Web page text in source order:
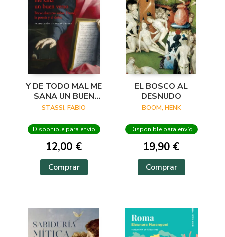
Y DE TODO MAL ME
SANA UN BUEN
VERSO
STASSI, FABIO
Disponible para envío
12,00 €
Comprar
EL BOSCO AL
DESNUDO
BOOM, HENK
Disponible para envío
19,90 €
Comprar